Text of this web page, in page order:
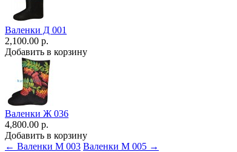
Валенки Д 001
2,100.00 р.
Добавить в корзину
Валенки Ж 036
4,800.00 р.
Добавить в корзину
← Валенки М 003 Валенки М 005 →